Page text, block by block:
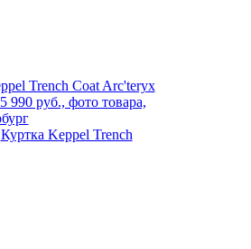
Куртка Keppel Trench